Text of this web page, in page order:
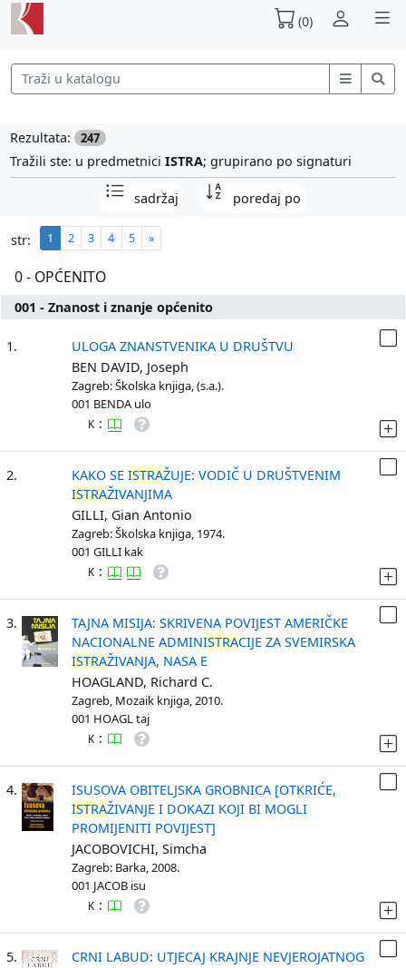
(0)
Rezultata: 247
Tražili ste: u predmetnici ISTRA; grupirano po signaturi
sadržaj poredaj po
str: 1 2 3 4 5 »
0 - OPĆENITO
001 - Znanost i znanje općenito
1.
ULOGA ZNANSTVENIKA U DRUŠTVU
BEN DAVID, Joseph
Zagreb: Školska knjiga, (s.a.).
001 BENDA ulo
K :
2. KAKO SE ISTRAŽUJE: VODIČ U DRUŠTVENIM
ISTRAŽIVANJIMA
GILLI, Gian Antonio
Zagreb: Školska knjiga, 1974.
001 GILLI kak
K :
3.
TAJNA MISIJA: SKRIVENA POVIJEST AMERIČKE
NACIONALNE ADMINISTRACIJE ZA SVEMIRSKA
ISTRAŽIVANJA, NASA E
HOAGLAND, Richard C.
Zagreb, Mozaik knjiga, 2010.
001 HOAGL taj
K :
4.
ISUSOVA OBITELJSKA GROBNICA [OTKRIĆE,
ISTRAŽIVANJE I DOKAZI KOJI BI MOGLI
PROMIJENITI POVIJEST]
JACOBOVICHI, Simcha
Zagreb: Barka, 2008.
001 JACOB isu
K :
5.
CRNI LABUD: UTJECAJ KRAJNJE NEVJEROJATNOG